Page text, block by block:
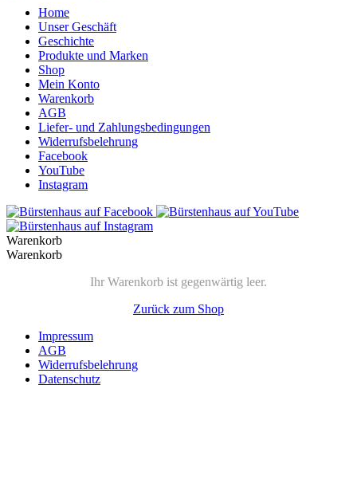
Home
Unser Geschäft
Geschichte
Produkte und Marken
Shop
Mein Konto
Warenkorb
AGB
Liefer- und Zahlungsbedingungen
Widerrufsbelehrung
Facebook
YouTube
Instagram
Warenkorb
Warenkorb
Ihr Warenkorb ist gegenwärtig leer.
Zurück zum Shop
Impressum
AGB
Widerrufsbelehrung
Datenschutz